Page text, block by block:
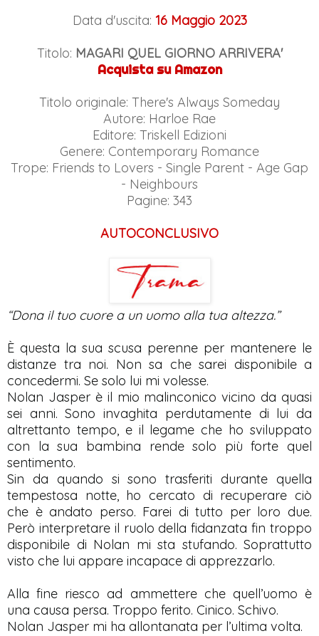
Data d'uscita: 16 Maggio 2023
Titolo: MAGARI QUEL GIORNO ARRIVERA'
Acquista su Amazon
Titolo originale: There's Always Someday
Autore: Harloe Rae
Editore: Triskell Edizioni
Genere: Contemporary Romance
Trope: Friends to Lovers - Single Parent - Age Gap
- Neighbours
Pagine: 343
AUTOCONCLUSIVO
“Dona il tuo cuore a un uomo alla tua altezza.”
È questa la sua scusa perenne per mantenere le
distanze tra noi. Non sa che sarei disponibile a
concedermi. Se solo lui mi volesse.
Nolan Jasper è il mio malinconico vicino da quasi
sei anni. Sono invaghita perdutamente di lui da
altrettanto tempo, e il legame che ho sviluppato
con la sua bambina rende solo più forte quel
sentimento.
Sin da quando si sono trasferiti durante quella
tempestosa notte, ho cercato di recuperare ciò
che è andato perso. Farei di tutto per loro due.
Però interpretare il ruolo della fidanzata fin troppo
disponibile di Nolan mi sta stufando. Soprattutto
visto che lui appare incapace di apprezzarlo.
Alla fine riesco ad ammettere che quell’uomo è
una causa persa. Troppo ferito. Cinico. Schivo.
Nolan Jasper mi ha allontanata per l’ultima volta.